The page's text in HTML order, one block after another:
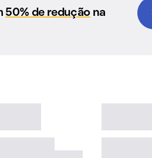
50% de reduçãona